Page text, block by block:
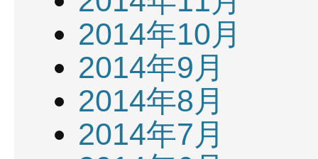
2014年10月
2014年9月
2014年8月
2014年7月